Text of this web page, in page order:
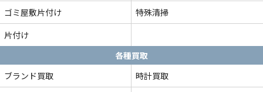
ゴミ屋敷片付け
特殊清掃
片付け
各種買取
ブランド買取
時計買取